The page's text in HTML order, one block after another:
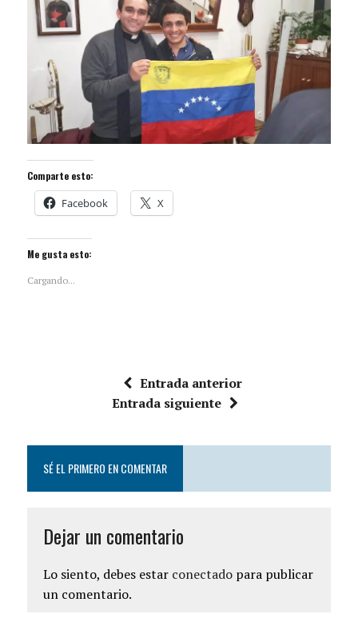
Comparte esto:
Facebook X
Me gusta esto:
Cargando...
Entrada anterior
Entrada siguiente
SÉ EL PRIMERO EN COMENTAR
Dejar un comentario
Lo siento, debes estar conectadopara publicar
un comentario.